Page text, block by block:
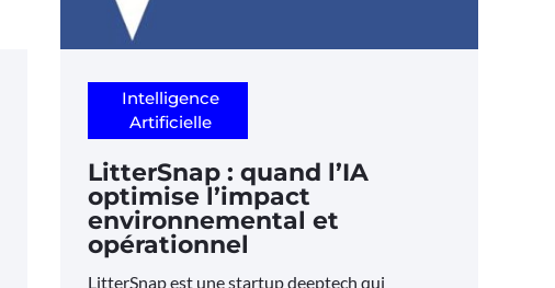
Intelligence
Artificielle
LitterSnap : quand l’IA
optimise l’impact
environnemental et
opérationnel
LitterSnap est une startup deeptech qui